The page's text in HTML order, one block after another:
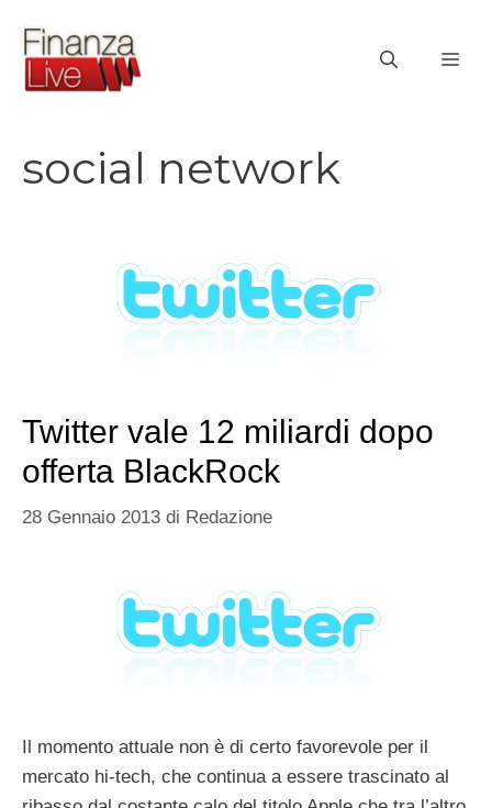
contenuto
social network
Twitter vale 12 miliardi dopo
offerta BlackRock
28 Gennaio 2013 di Redazione
Il momento attuale non è di certo favorevole per il
mercato hi-tech, che continua a essere trascinato al